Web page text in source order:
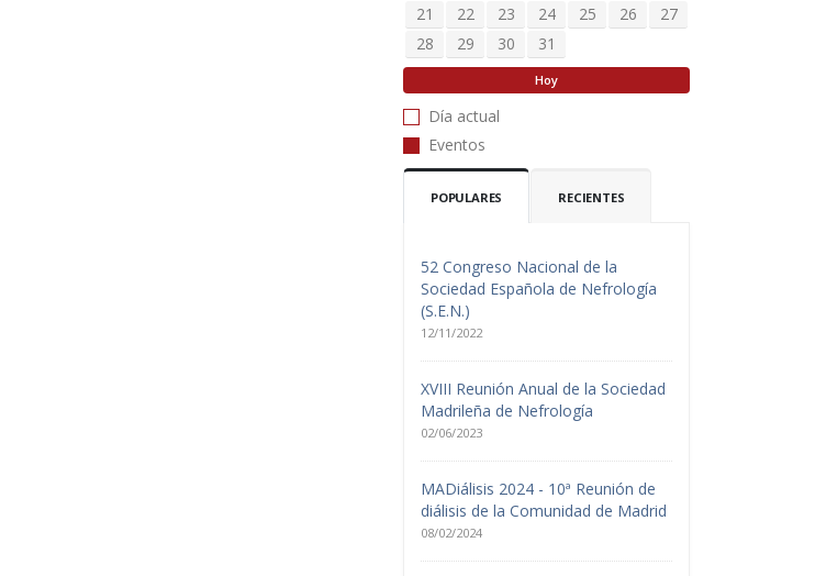
21
22 23 24 25 26
27
28
29 30 31
Hoy
Día actual
Eventos
POPULARES RECIENTES
52 Congreso Nacional de la
Sociedad Española de Nefrología
(S.E.N.)
12/11/2022
XVIII Reunión Anual de la Sociedad
Madrileña de Nefrología
02/06/2023
MADiálisis 2024 - 10ª Reunión de
diálisis de la Comunidad de Madrid
08/02/2024